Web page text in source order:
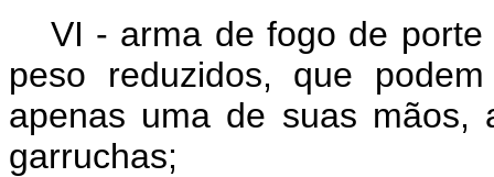
VI - arma de fogo de
peso reduzidos, que
apenas uma de suas mãos,
garruchas;